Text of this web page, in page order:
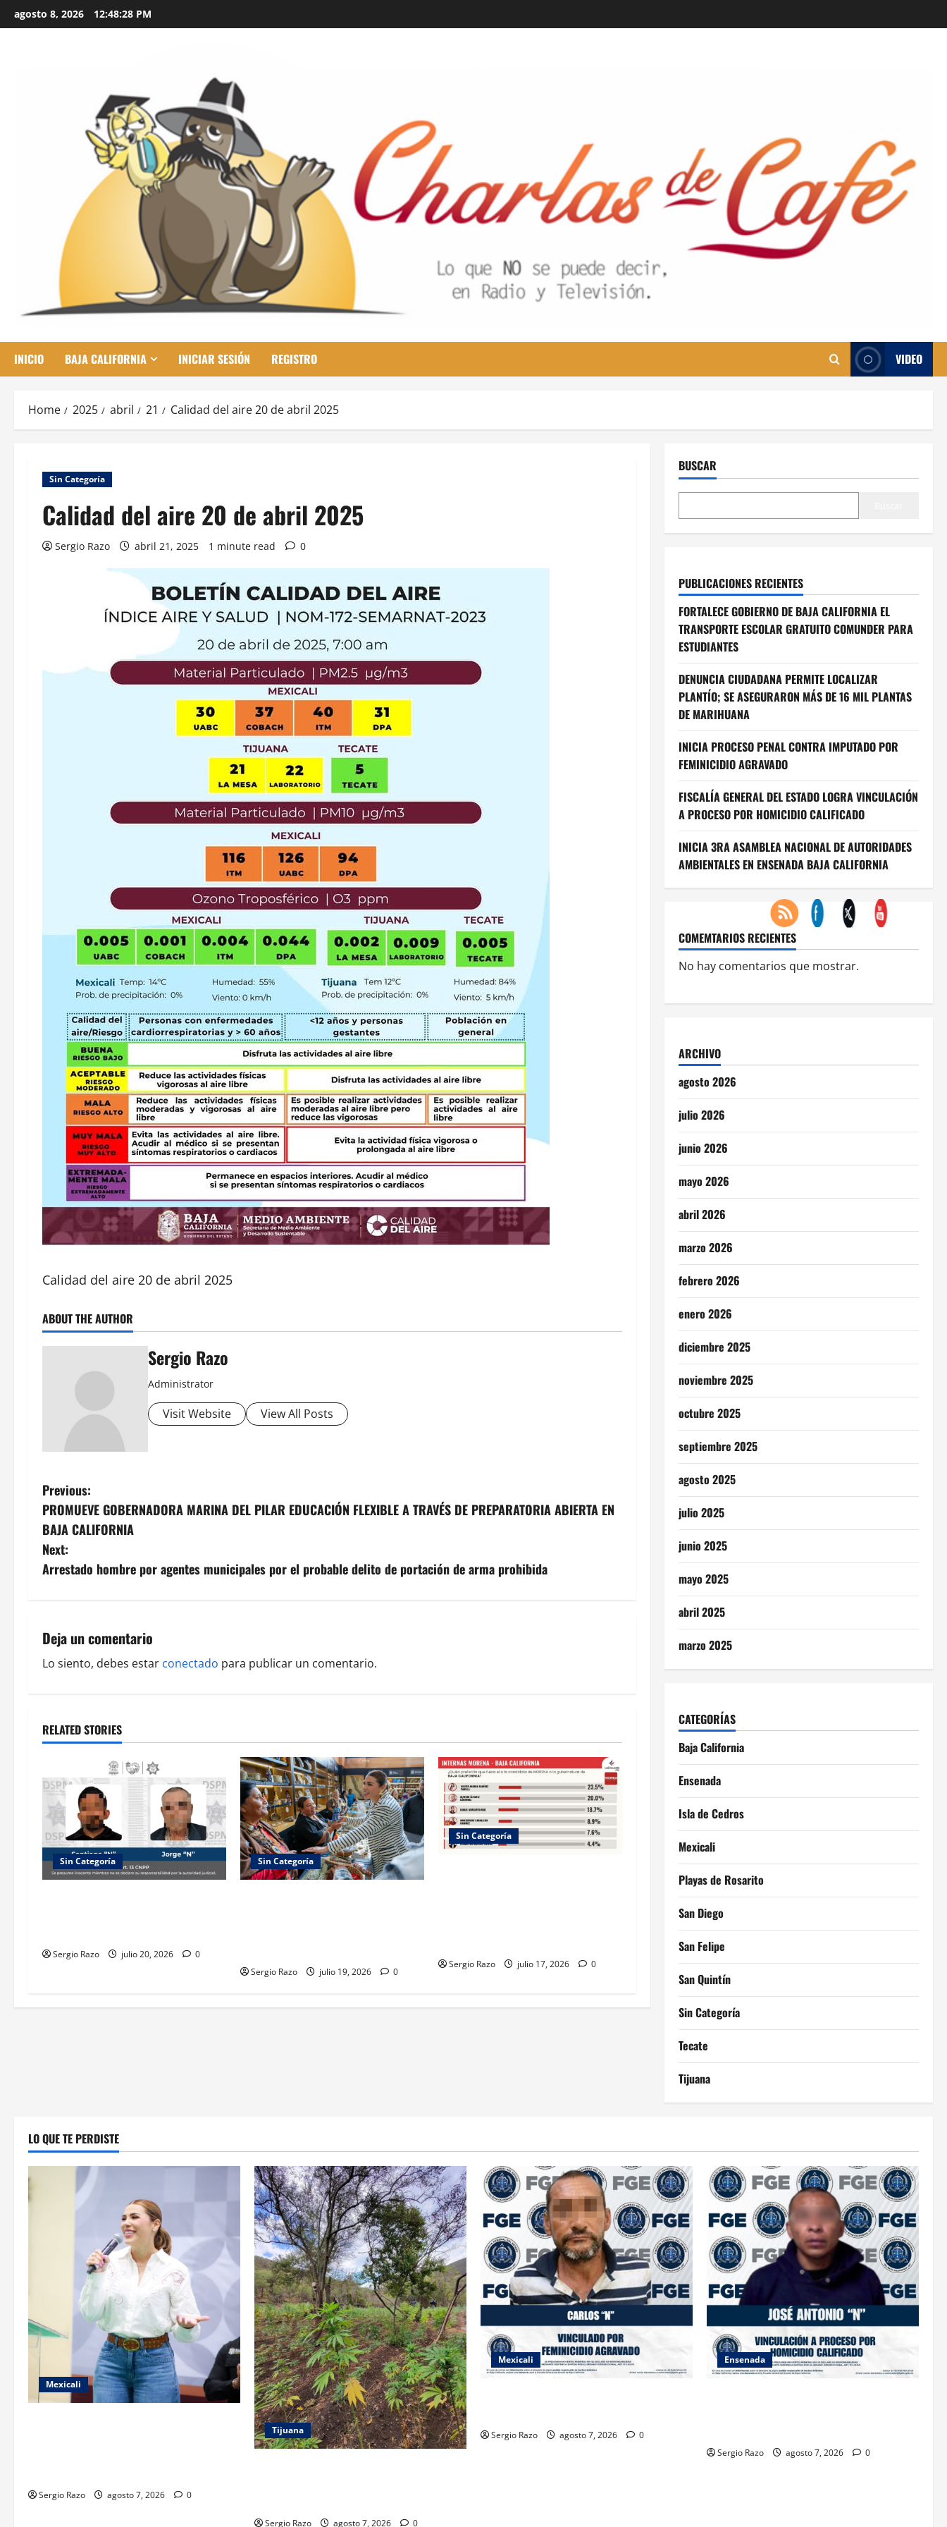
to
agosto 8, 2026 12:48:29 PM
INICIO BAJA CALIFORNIA INICIAR SESIÓN REGISTRO VIDEO
Home 2025 abril 21 Calidad del aire 20 de abril 2025
Sin Categoría
Calidad del aire 20 de abril 2025
Sergio Razo abril 21, 2025 1 minute read 0
Calidad del aire 20 de abril 2025
ABOUT THE AUTHOR
Sergio Razo
Administrator
Visit Website View All Posts
P
o
s
t
a
v
g
t
i
o
n
Previous:
PROMUEVE GOBERNADORA MARINA DEL PILAR EDUCACIÓN FLEXIBLE A TRAVÉS DE PREPARATORIA ABIERTA EN
BAJA CALIFORNIA
Next:
Arrestado hombre por agentes municipales por el probable delito de portación de arma prohibida
Deja un comentario
Lo siento, debes estar conectado para publicar un comentario.
RELATED STORIES
Sin Categoría
Sergio Razo julio 20, 2026 0
Sin Categoría
Sergio Razo julio 19, 2026 0
Sin Categoría
Sergio Razo julio 17, 2026 0
BUSCAR
PUBLICACIONES RECIENTES
FORTALECE GOBIERNO DE BAJA CALIFORNIA EL
TRANSPORTE ESCOLAR GRATUITO COMUNDER PARA
ESTUDIANTES
DENUNCIA CIUDADANA PERMITE LOCALIZAR
PLANTÍO; SE ASEGURARON MÁS DE 16 MIL PLANTAS
DE MARIHUANA
INICIA PROCESO PENAL CONTRA IMPUTADO POR
FEMINICIDIO AGRAVADO
FISCALÍA GENERAL DEL ESTADO LOGRA VINCULACIÓN
A PROCESO POR HOMICIDIO CALIFICADO
INICIA 3RA ASAMBLEA NACIONAL DE AUTORIDADES
AMBIENTALES EN ENSENADA BAJA CALIFORNIA
COMEMTARIOS RECIENTES
No hay comentarios que mostrar.
ARCHIVO
agosto 2026
julio 2026
junio 2026
mayo 2026
abril 2026
marzo 2026
febrero 2026
enero 2026
diciembre 2025
noviembre 2025
octubre 2025
septiembre 2025
agosto 2025
julio 2025
junio 2025
mayo 2025
abril 2025
marzo 2025
CATEGORÍAS
Baja California
Ensenada
Isla de Cedros
Mexicali
Playas de Rosarito
San Diego
San Felipe
San Quintín
Sin Categoría
Tecate
Tijuana
LO QUE TE PERDISTE
Mexicali
Sergio Razo agosto 7, 2026 0
Tijuana
Sergio Razo agosto 7, 2026 0
Mexicali
Sergio Razo agosto 7, 2026 0
Ensenada
Sergio Razo agosto 7, 2026 0